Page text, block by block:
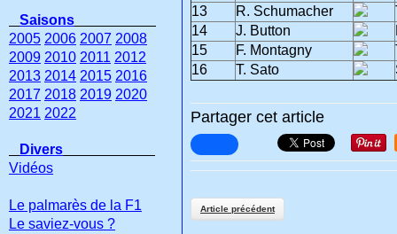
13
R. Schumacher
14
J. Button
15
F. Montagny
16
T. Sato
Partager cet article
Article précédent
Saisons
2005 2006 2007 2008
2009 2010 2011 2012
2013 2014 2015 2016
2017 2018 2019 2020
2021 2022
Divers
Vidéos
Le palmarès de la F1
Le saviez-vous ?